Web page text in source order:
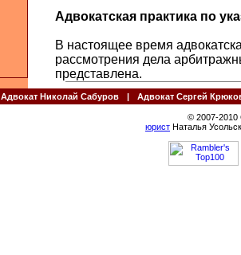
Адвокатская практика по
В настоящее время
рассмотрения дела
представлена.
Адвокат Николай Сабуров | Адвокат Сергей
© 2007-
юрист Наталья